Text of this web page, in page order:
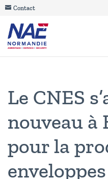
Contact
Le CNES
nouveau à
pour la